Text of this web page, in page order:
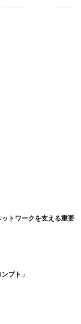
トワークを支える重要
プト」